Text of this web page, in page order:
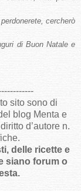
cercherò
di Buon Natale e
sito sono di
blog Menta e
d’autore n.
delle ricette e
siano forum o